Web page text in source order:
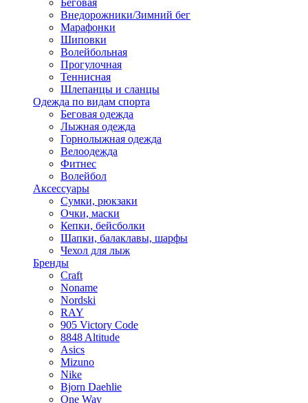
Беговая
Внедорожники/Зимний бег
Марафонки
Шиповки
Волейбольная
Прогулочная
Теннисная
Шлепанцы и сланцы
Одежда по видам спорта
Беговая одежда
Лыжная одежда
Горнолыжная одежда
Велоодежда
Фитнес
Волейбол
Аксессуары
Сумки, рюкзаки
Очки, маски
Кепки, бейсболки
Шапки, балаклавы, шарфы
Чехол для лыж
Бренды
Craft
Noname
Nordski
RAY
905 Victory Code
8848 Altitude
Asics
Mizuno
Nike
Bjorn Daehlie
One Way